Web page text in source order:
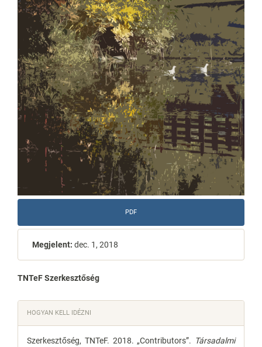
PDF
Megjelent: dec. 1, 2018
Main
Article
Content
TNTeF Szerkesztőség
Article
Details
HOGYAN KELL IDÉZNI
Szerkesztőség, TNTeF. 2018. „Contributors”. Társadalmi